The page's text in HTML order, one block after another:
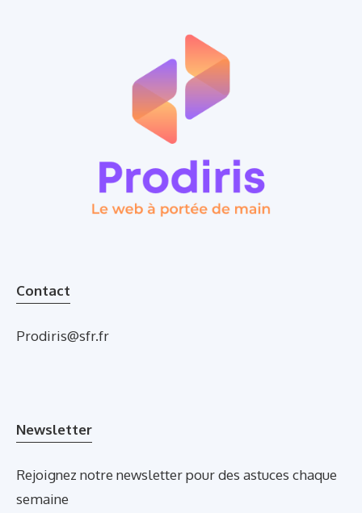
Contact
Prodiris@sfr.fr
Newsletter
Rejoignez notre newsletter pour des astuces chaque
semaine